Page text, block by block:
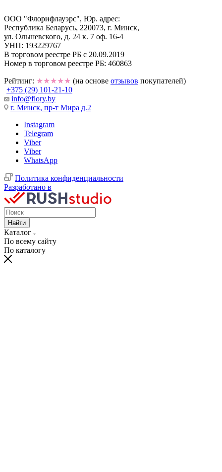
ООО "Флорифлауэрс", Юр. адрес:
Республика Беларусь, 220073, г. Минск,
ул. Ольшевского, д. 24 к. 7 оф. 16-4
УНП: 193229767
В торговом реестре РБ с 20.09.2019
Номер в торговом реестре РБ: 460863
Рейтинг: ★★★★★ (на основе отзывов покупателей)
+375 (29) 101-21-10
info@flory.by
г. Минск, пр-т Мира д.2
Instagram
Telegram
Viber
Viber
WhatsApp
Политика конфиденциальности
Разработано в
Найти
Каталог
По всему сайту
По каталогу